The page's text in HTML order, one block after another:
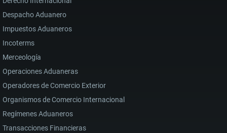
Despacho Aduanero
Impuestos Aduaneros
Incoterms
Merceología
Operaciones Aduaneras
Operadores de Comercio Exterior
Organismos de Comercio Internacional
Regímenes Aduaneros
Transacciones Financieras